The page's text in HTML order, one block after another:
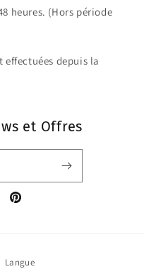
heures. (Hors période
effectuées depuis la
et Offres
Pinterest
Langue